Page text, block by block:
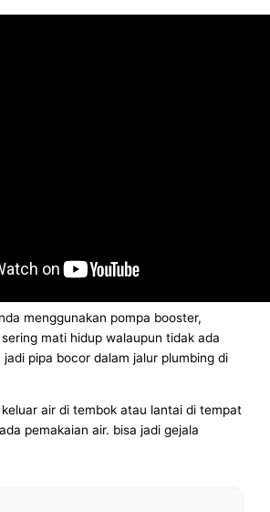
menggunakan pompa booster,
mati hidup walaupun tidak ada
jadi pipa bocor dalam jalur plumbing di
air di tembok atau lantai di tempat
pemakaian air. bisa jadi gejala